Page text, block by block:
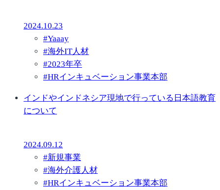
2024.10.23
#Yaaay
#海外IT人材
#2023年卒
#HRインキュベーション事業本部
インドやインドネシア現地で行っている日本語教育
について
2024.09.12
#新規事業
#海外介護人材
#HRインキュベーション事業本部